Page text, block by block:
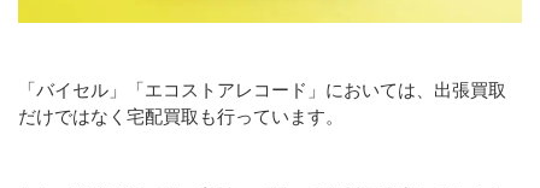
「バイセル」「エコストアレコード」においては、出張買取
だけではなく宅配買取も行っています。